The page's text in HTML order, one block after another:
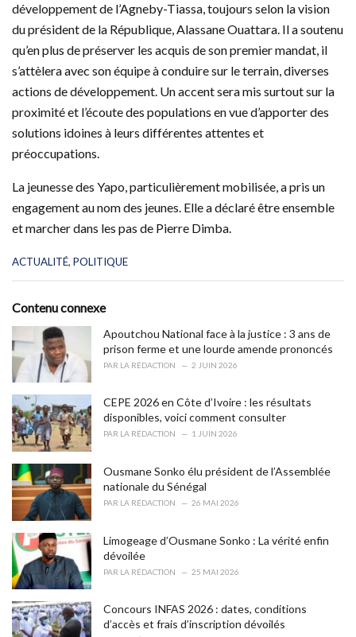
développement de l’Agneby-Tiassa, toujours selon la vision
du président de la République, Alassane Ouattara. Il a soutenu
qu’en plus de préserver les acquis de son premier mandat, il
s’attèlera avec son équipe à conduire sur le terrain, diverses
actions de développement. Un accent sera mis surtout sur la
proximité et l’écoute des populations en vue d’apporter des
solutions idoines à leurs différentes attentes et
préoccupations.
La jeunesse des Yapo, particulièrement mobilisée, a pris un
engagement au nom des jeunes. Elle a déclaré être ensemble
et marcher dans les pas de Pierre Dimba.
C
e
r
e
:
ACTUALITÉ, POLITIQUE
Contenu connexe
Apoutchou National face à la justice : 3 ans de
prison ferme et une lourde amende prononcés
PAR LA RÉDACTION 2 JUIN 2026
CEPE 2026 en Côte d’Ivoire : les résultats
disponibles, voici comment consulter
PAR LA RÉDACTION 1 JUIN 2026
Ousmane Sonko élu président de l’Assemblée
nationale du Sénégal
PAR LA RÉDACTION 26 MAI 2026
Limogeage d’Ousmane Sonko : La vérité enfin
dévoilée
PAR LA RÉDACTION 25 MAI 2026
Concours INFAS 2026 : dates, conditions
d’accès et frais d’inscription dévoilés